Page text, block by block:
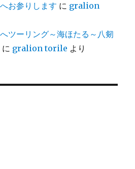
お参りします に gralion
ツーリング～海ほたる～八剱
に gralion torile より